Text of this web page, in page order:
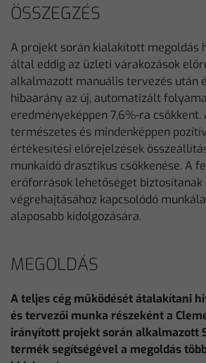
ÖSSZEGZÉS
A projekt során kialakított megoldás
által eddig az üzleti várakozások
alkalmazott manuális tervezés után
hibaarány az új, automatizált
eredményeképpen 7,6%-ra
természetes és mindenképpen
értékesítési előrejelzések
munkaidő drasztikus csökkenése. A
erőforrások lehetőséget biztosítanak
végrehajtásához kapcsolódó
alaposabb kidolgozására.
MEGOLDÁS
A teljes cég működését átalakítani
és tervezői munka részeként a
irányított projekt során alkalmazott
termék segítségével a megoldás